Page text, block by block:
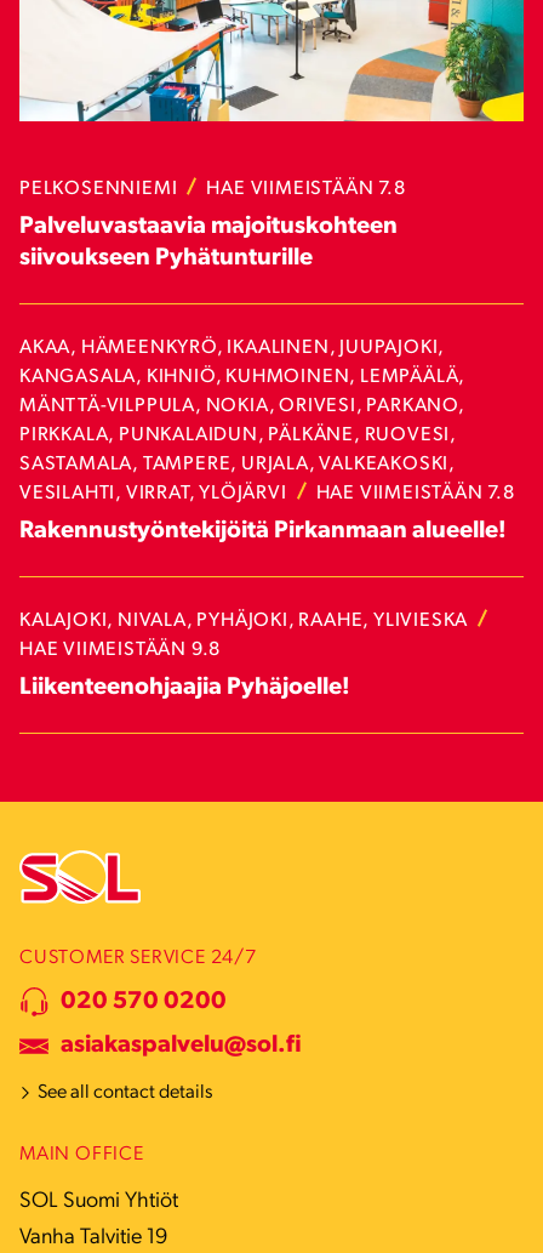
PELKOSENNIEMI HAE VIIMEISTÄÄN 7.8
Palveluvastaavia majoituskohteen
siivoukseen Pyhätunturille
AKAA, HÄMEENKYRÖ, IKAALINEN, JUUPAJOKI,
KANGASALA, KIHNIÖ, KUHMOINEN, LEMPÄÄLÄ,
MÄNTTÄ-VILPPULA, NOKIA, ORIVESI, PARKANO,
PIRKKALA, PUNKALAIDUN, PÄLKÄNE, RUOVESI,
SASTAMALA, TAMPERE, URJALA, VALKEAKOSKI,
VESILAHTI, VIRRAT, YLÖJÄRVI
HAE VIIMEISTÄÄN 7.8
Rakennustyöntekijöitä Pirkanmaan alueelle!
KALAJOKI, NIVALA, PYHÄJOKI, RAAHE, YLIVIESKA
HAE VIIMEISTÄÄN 9.8
Liikenteenohjaajia Pyhäjoelle!
CUSTOMER SERVICE 24/7
020 570 0200
asiakaspalvelu@sol.fi
See all contact details
MAIN OFFICE
SOL Suomi Yhtiöt
Vanha Talvitie 19